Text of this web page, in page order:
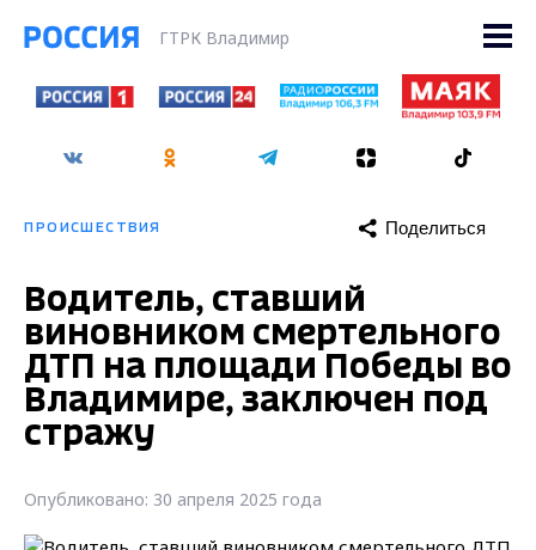
ГТРК Владимир
ПРОИСШЕСТВИЯ Поделиться
Водитель, ставший
виновником смертельного
ДТП на площади Победы во
Владимире, заключен под
стражу
Опубликовано: 30 апреля 2025 года